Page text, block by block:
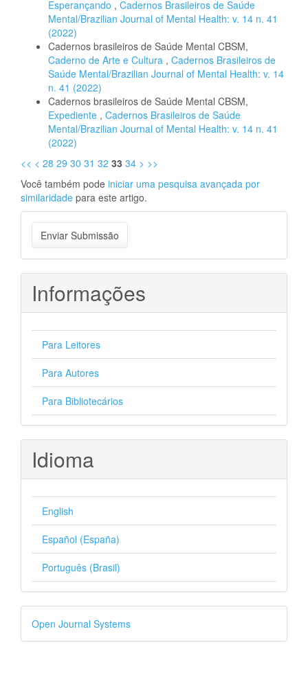
Esperançando , Cadernos Brasileiros de Saúde
Mental/Brazilian Journal of Mental Health: v. 14 n. 41
(2022)
Cadernos brasileiros de Saúde Mental CBSM,
Caderno de Arte e Cultura , Cadernos Brasileiros de
Saúde Mental/Brazilian Journal of Mental Health: v. 14
n. 41 (2022)
Cadernos brasileiros de Saúde Mental CBSM,
Expediente , Cadernos Brasileiros de Saúde
Mental/Brazilian Journal of Mental Health: v. 14 n. 41
(2022)
<< < 28 29 30 31 32 33 34 > >>
Você também pode iniciar uma pesquisa avançada por
similaridade para este artigo.
Enviar
Submissão
Enviar Submissão
Informações
Para Leitores
Para Autores
Para Bibliotecários
Idioma
English
Español (España)
Português (Brasil)
Desenvolvido
por
Open Journal Systems